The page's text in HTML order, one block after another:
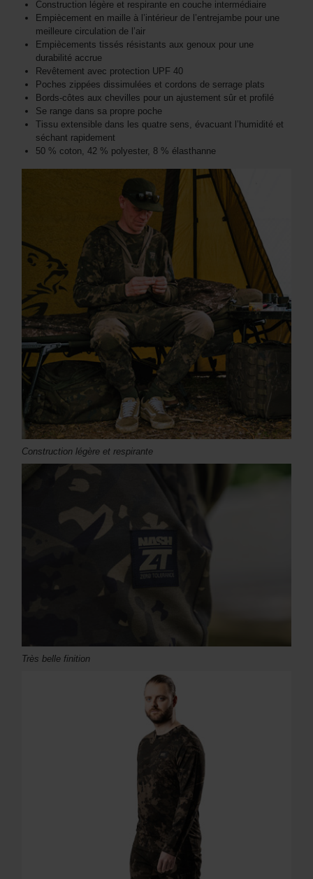
Construction légère et respirante en couche intermédiaire
Empiècement en maille à l’intérieur de l’entrejambe pour une
meilleure circulation de l’air
Empiècements tissés résistants aux genoux pour une
durabilité accrue
Revêtement avec protection UPF 40
Poches zippées dissimulées et cordons de serrage plats
Bords-côtes aux chevilles pour un ajustement sûr et profilé
Se range dans sa propre poche
Tissu extensible dans les quatre sens, évacuant l’humidité et
séchant rapidement
50 % coton, 42 % polyester, 8 % élasthanne
Construction légère et respirante
Très belle finition